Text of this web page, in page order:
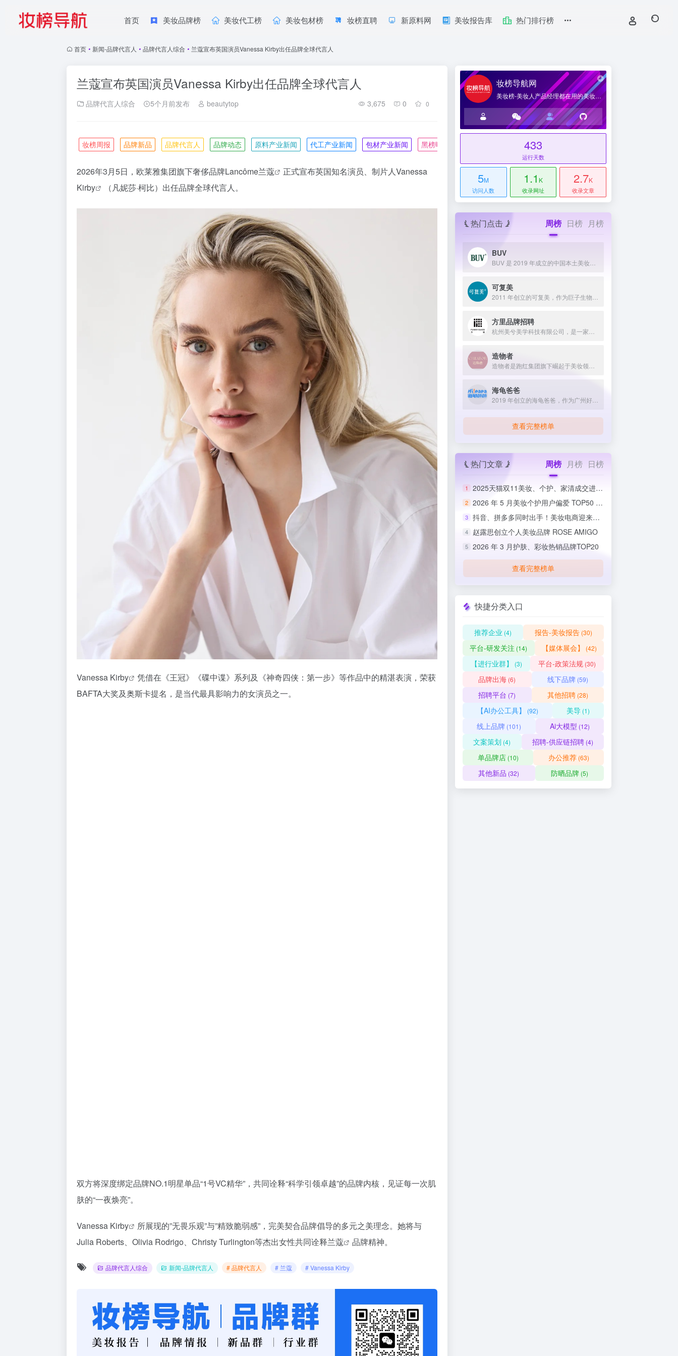
首页 美妆品牌榜 美妆代工榜 美妆包材榜 妆榜直聘 新原料网 美妆报告库 热门排行榜
首页 • 新闻-品牌代言人 • 品牌代言人综合 • 兰蔻宣布英国演员Vanessa Kirby出任品牌全球代言人
兰蔻宣布英国演员Vanessa Kirby出任品牌全球代言人
品牌代言人综合 5个月前发布 beautytop 3,675 0 0
妆榜周报 品牌新品 品牌代言人 品牌动态 原料产业新闻 代工产业新闻 包材产业新闻 黑榜曝光台
2026年3月5日，欧莱雅集团旗下奢侈品牌Lancôme兰蔻 正式宣布英国知名演员、制片人Vanessa
Kirby
（凡妮莎·柯比）出任品牌全球代言人。
Vanessa Kirby
凭借在《王冠》《碟中谍》系列及《神奇四侠：第一步》等作品中的精湛表演，荣获
BAFTA大奖及奥斯卡提名，是当代最具影响力的女演员之一。
双方将深度绑定品牌NO.1明星单品“1号VC精华”，共同诠释“科学引领卓越”的品牌内核，见证每一次肌
肤的“一夜焕亮”。
Vanessa Kirby
所展现的”无畏乐观”与”精致脆弱感”，完美契合品牌倡导的多元之美理念。她将与
Julia Roberts、Olivia Rodrigo、Christy Turlington等杰出女性共同诠释兰蔻 品牌精神。
品牌代言人综合 新闻-品牌代言人 # 品牌代言人 # 兰蔻 # Vanessa Kirby
妆榜导航网
美妆榜-美妆人产品经理都在用的美妆产业导航网站
433
运行天数
5M
访问人数
1.1 K
收录网址
2.7K
收录文章
热门点击 周榜 日榜 月榜
BUV
可复美
方里品牌招聘
造物者
海龟爸爸
查看完整榜单
热门文章 周榜 月榜 日榜
1 2025天猫双11美妆、个护、家清成交进度排行榜
2 2026 年 5 月美妆个护用户偏爱 TOP50 榜单出炉
3 抖音、拼多多同时出手！美妆电商迎来史上最严整治
4 赵露思创立个人美妆品牌 ROSE AMIGO
5 2026 年 3 月护肤、彩妆热销品牌TOP20
查看完整榜单
快捷分类入口
推荐企业 (4) 报告-美妆报告 (30)
平台-研发关注 (14) 【媒体展会】 (42)
【进行业群】 (3) 平台-政策法规 (30)
品牌出海 (6) 线下品牌 (59)
招聘平台 (7) 其他招聘(28)
【AI办公工具】 (92) 美导 (1)
线上品牌 (101) Ai大模型 (12)
文案策划 (4) 招聘-供应链招聘(4)
单品牌店(10) 办公推荐(63)
其他新品 (32) 防晒品牌(5)